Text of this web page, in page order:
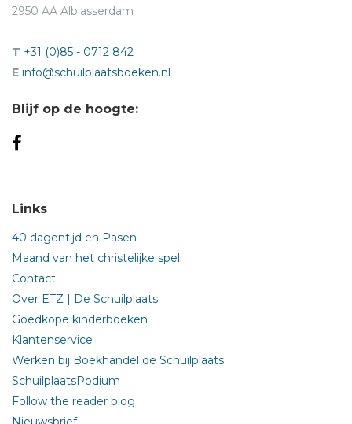
2950 AA Alblasserdam
T +31 (0)85 - 0712 842
E info@schuilplaatsboeken.nl
Blijf op de hoogte:
Links
40 dagentijd en Pasen
Maand van het christelijke spel
Contact
Over ETZ | De Schuilplaats
Goedkope kinderboeken
Klantenservice
Werken bij Boekhandel de Schuilplaats
SchuilplaatsPodium
Follow the reader blog